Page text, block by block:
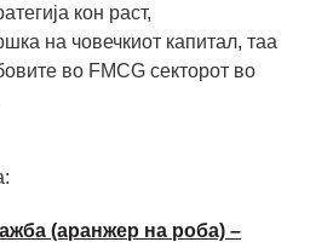
кон раст,
на човечкиот капитал, таа
во FMCG секторот во
(аранжер на роба) –